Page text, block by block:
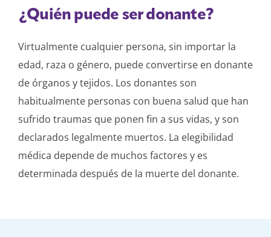
¿Quién puede ser donante?
Virtualmente cualquier persona, sin importar la
edad, raza o género, puede convertirse en donante
de órganos y tejidos. Los donantes son
habitualmente personas con buena salud que han
sufrido traumas que ponen fin a sus vidas, y son
declarados legalmente muertos. La elegibilidad
médica depende de muchos factores y es
determinada después de la muerte del donante.